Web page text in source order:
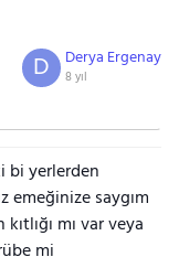
Derya Ergenay
8 yıl
D
bi yerlerden
emeğinize saygım
mı var veya